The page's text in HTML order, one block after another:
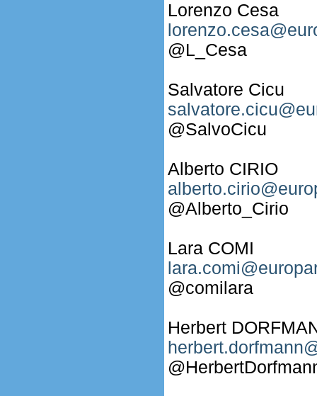
Lorenzo Cesa
@L_Cesa
Salvatore Cicu
@SalvoCicu
Alberto CIRIO
@Alberto_Cirio
Lara COMI
@comilara
Herbert